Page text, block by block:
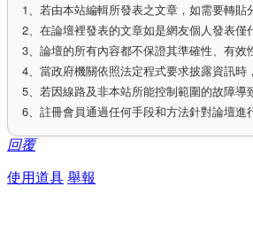
1、若由本站編輯所發表之文章，如需要轉貼
2、在論壇裡發表的文章如是網友個人發表僅
3、論壇的所有內容都不保證其準確性、有效
4、當政府機關依照法定程式要求披露資訊時
5、若因線路及非本站所能控制範圍的故障導
6、註冊會員通過任何手段和方法針對論壇進
回覆
使用道具 舉報